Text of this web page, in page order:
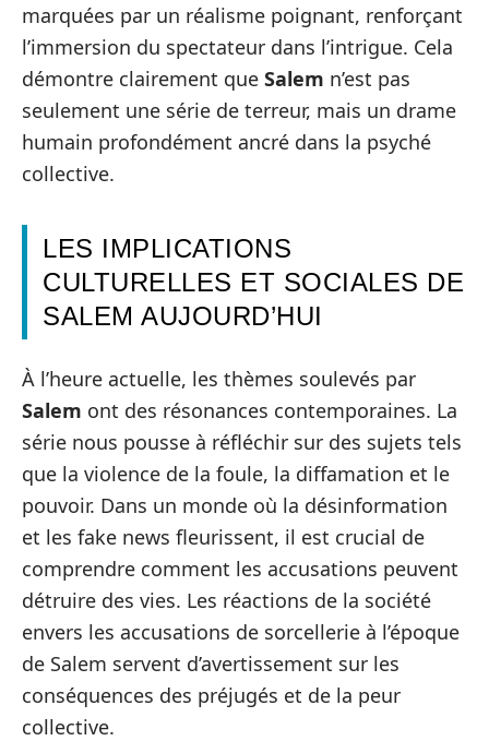
marquées par un réalisme poignant, renforçant
l’immersion du spectateur dans l’intrigue. Cela
démontre clairement que Salem n’est pas
seulement une série de terreur, mais un drame
humain profondément ancré dans la psyché
collective.
LES IMPLICATIONS
CULTURELLES ET SOCIALES DE
SALEM AUJOURD’HUI
À l’heure actuelle, les thèmes soulevés par
Salem ont des résonances contemporaines. La
série nous pousse à réfléchir sur des sujets tels
que la violence de la foule, la diffamation et le
pouvoir. Dans un monde où la désinformation
et les fake news fleurissent, il est crucial de
comprendre comment les accusations peuvent
détruire des vies. Les réactions de la société
envers les accusations de sorcellerie à l’époque
de Salem servent d’avertissement sur les
conséquences des préjugés et de la peur
collective.